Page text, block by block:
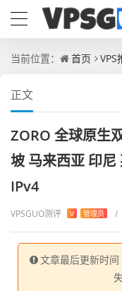
当前位置： 首页 VPS
正文
ZORO 全球原生
坡 马来西亚 印
IPv4
VPSGUO测评 V 管理员 /
文章最后更新时间